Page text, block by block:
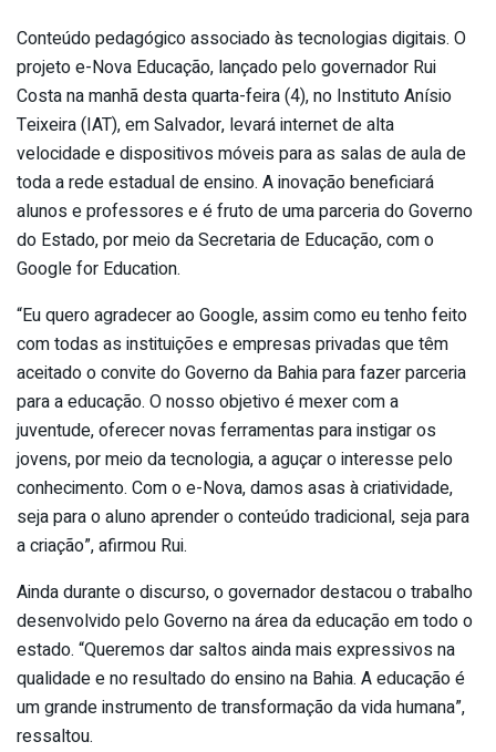
Conteúdo pedagógico associado às tecnologias digitais. O
projeto e-Nova Educação, lançado pelo governador Rui
Costa na manhã desta quarta-feira (4), no Instituto Anísio
Teixeira (IAT), em Salvador, levará internet de alta
velocidade e dispositivos móveis para as salas de aula de
toda a rede estadual de ensino. A inovação beneficiará
alunos e professores e é fruto de uma parceria do Governo
do Estado, por meio da Secretaria de Educação, com o
Google for Education.
“Eu quero agradecer ao Google, assim como eu tenho feito
com todas as instituições e empresas privadas que têm
aceitado o convite do Governo da Bahia para fazer parceria
para a educação. O nosso objetivo é mexer com a
juventude, oferecer novas ferramentas para instigar os
jovens, por meio da tecnologia, a aguçar o interesse pelo
conhecimento. Com o e-Nova, damos asas à criatividade,
seja para o aluno aprender o conteúdo tradicional, seja para
a criação”, afirmou Rui.
Ainda durante o discurso, o governador destacou o trabalho
desenvolvido pelo Governo na área da educação em todo o
estado. “Queremos dar saltos ainda mais expressivos na
qualidade e no resultado do ensino na Bahia. A educação é
um grande instrumento de transformação da vida humana”,
ressaltou.